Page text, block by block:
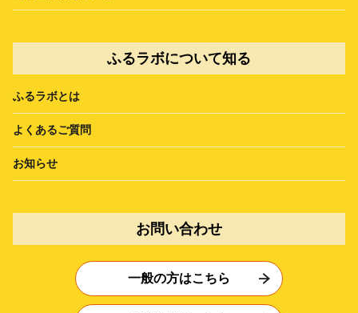
ふるラボについて知る
ふるラボとは
よくあるご質問
お知らせ
お問い合わせ
一般の方はこちら